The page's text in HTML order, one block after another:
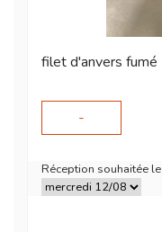
filet d'anvers fumé
-
Réception souhaitée le